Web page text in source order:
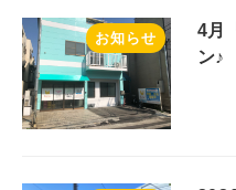
お知らせ
4月
ン♪